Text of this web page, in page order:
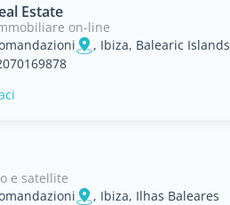
Estate
on-line
, Ibiza, Balearic Islands
e satellite
, Ibiza, Ilhas Baleares